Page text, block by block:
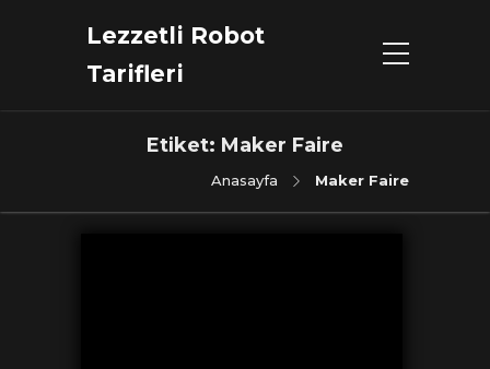
Lezzetli Robot
Tarifleri
Etiket: Maker Faire
Anasayfa Maker Faire